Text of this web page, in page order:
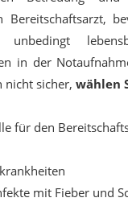
Bereitschaftsarzt,
in der
nicht sicher, wählen
für den
mit Fieber und